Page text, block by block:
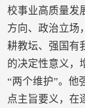
校事业高质量发
方向、政治立场
耕教坛、强国有
的决定性意义，
“两个维护”。他
点主旨要义，在